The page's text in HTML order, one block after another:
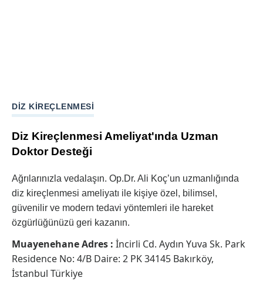
DIZ KIREÇLENMESI
Diz Kireçlenmesi Ameliyat'ında Uzman
Doktor Desteği
Ağrılarınızla vedalaşın. Op.Dr. Ali Koç’un uzmanlığında
diz kireçlenmesi ameliyatı ile kişiye özel, bilimsel,
güvenilir ve modern tedavi yöntemleri ile hareket
özgürlüğünüzü geri kazanın.
Muayenehane Adres : İncirli Cd. Aydın Yuva Sk. Park
Residence No: 4/B Daire: 2 PK 34145 Bakırköy,
İstanbul Türkiye